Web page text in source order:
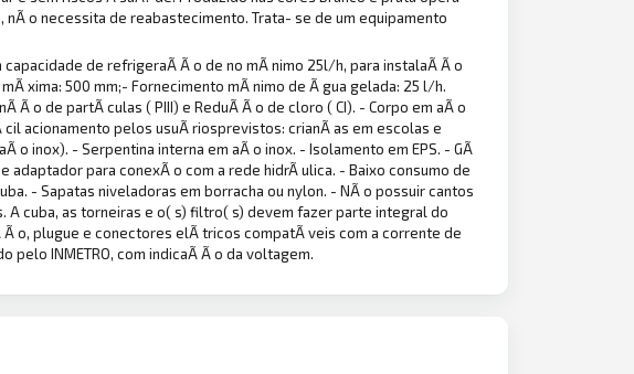
nÃ o necessita de reabastecimento. Trata- se de um equipamento
de refrigeraÃ Ã o de no mÃ nimo 25l/h, para instalaÃ Ã o
xima: 500 mm;- Fornecimento mÃ nimo de Ã gua gelada: 25 l/h.
o de partÃ culas ( PIII) e ReduÃ Ã o de cloro ( CI). - Corpo em aÃ o
acionamento pelos usuÃ riosprevistos: crianÃ as em escolas e
inox). - Serpentina interna em aÃ o inox. - Isolamento em EPS. - GÃ
adaptador para conexÃ o com a rede hidrÃ ulica. - Baixo consumo de
- Sapatas niveladoras em borracha ou nylon. - NÃ o possuir cantos
A cuba, as torneiras e o( s) filtro( s) devem fazer parte integral do
o, plugue e conectores elÃ tricos compatÃ veis com a corrente de
pelo INMETRO, com indicaÃ Ã o da voltagem.